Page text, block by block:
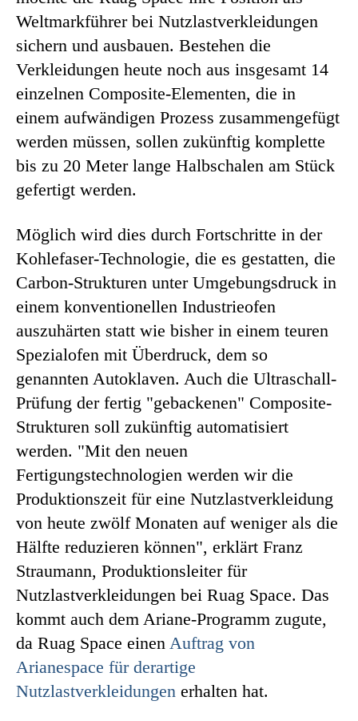
Weltmarkführer bei Nutzlastverkleidungen
sichern und ausbauen. Bestehen die
Verkleidungen heute noch aus insgesamt 14
einzelnen Composite-Elementen, die in
einem aufwändigen Prozess zusammengefügt
werden müssen, sollen zukünftig komplette
bis zu 20 Meter lange Halbschalen am Stück
gefertigt werden.
Möglich wird dies durch Fortschritte in der
Kohlefaser-Technologie, die es gestatten, die
Carbon-Strukturen unter Umgebungsdruck in
einem konventionellen Industrieofen
auszuhärten statt wie bisher in einem teuren
Spezialofen mit Überdruck, dem so
genannten Autoklaven. Auch die Ultraschall-
Prüfung der fertig "gebackenen" Composite-
Strukturen soll zukünftig automatisiert
werden. "Mit den neuen
Fertigungstechnologien werden wir die
Produktionszeit für eine Nutzlastverkleidung
von heute zwölf Monaten auf weniger als die
Hälfte reduzieren können", erklärt Franz
Straumann, Produktionsleiter für
Nutzlastverkleidungen bei Ruag Space. Das
kommt auch dem Ariane-Programm zugute,
da Ruag Space einen Auftrag von
Arianespace für derartige
Nutzlastverkleidungen erhalten hat.